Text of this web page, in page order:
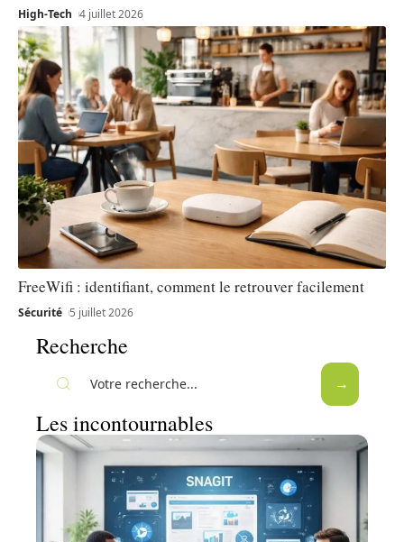
High-Tech 4 juillet 2026
FreeWifi : identifiant, comment le retrouver facilement
Sécurité 5 juillet 2026
Recherche
Les incontournables